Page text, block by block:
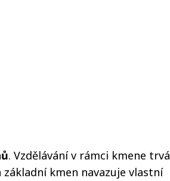
. Vzdělávání v rámci kmene trvá
kmen navazuje vlastní